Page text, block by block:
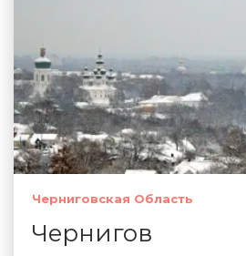
Черниговская Область
Чернигов